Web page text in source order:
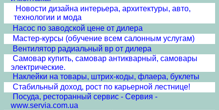
Новости дизайна интерьера, архитектуры, авто,
технологии и мода
Насос по заводской цене от дилера
Мастер-курсы (обучение всем салонным услугам)
Вентилятор радиальный вр от дилера
Самовар купить, самовар антикварный, самовары
электрические.
Наклейки на товары, штрих-коды, флаера, буклеты
Стабильный доход, рост по карьерной лестнице!
Посуда, ресторанный сервис - Сервия -
www.servia.com.ua